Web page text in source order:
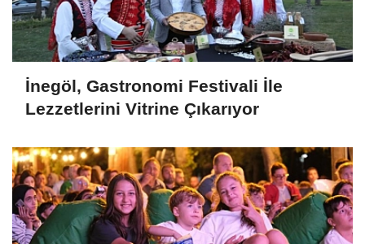
İnegöl, Gastronomi Festivali İle
Lezzetlerini Vitrine Çıkarıyor